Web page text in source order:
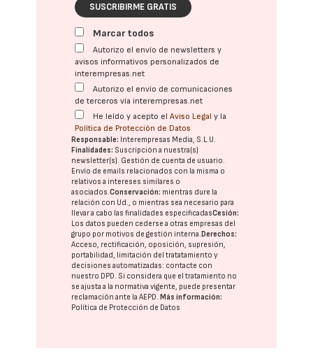
SUSCRIBIRME GRATIS
Marcar todos
Autorizo el envío de newsletters y
avisos informativos personalizados de
interempresas.net
Autorizo el envío de comunicaciones
de terceros vía interempresas.net
He leído y acepto elAviso Legal y la
Política de Protección de Datos
Responsable: Interempresas Media, S.L.U.
Finalidades: Suscripción a nuestra(s)
newsletter(s). Gestión de cuenta de usuario.
Envío de emails relacionados con la misma o
relativos a intereses similares o
asociados.Conservación: mientras dure la
relación con Ud., o mientras sea necesario para
llevar a cabo las finalidades especificadasCesión:
Los datos pueden cederse a otras empresas del
grupo por motivos de gestión interna.Derechos:
Acceso, rectificación, oposición, supresión,
portabilidad, limitación del tratatamiento y
decisiones automatizadas: contacte con
nuestro DPD . Si considera que el tratamiento no
se ajusta a la normativa vigente, puede presentar
reclamación ante laAEPD .Más información:
Política de Protección de Datos